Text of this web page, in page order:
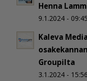
Henna
9.1.2024 - 09:45
Kaleva
Groupilta
3.1.2024 - 15:56